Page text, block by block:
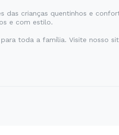
das crianças quentinhos e
e com estilo.
toda a família. Visite nosso